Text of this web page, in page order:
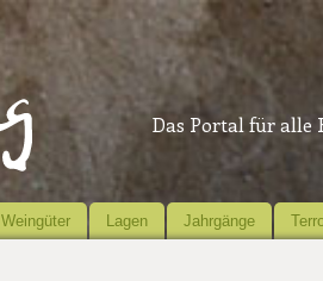
Das Portal für alle
Weingüter Lagen Jahrgänge